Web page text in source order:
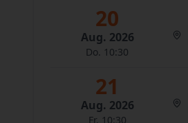
20
Aug. 2026
Do. 10:30
21
Aug. 2026
Fr. 10:30